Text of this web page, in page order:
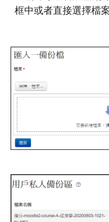
框中或者直接選擇檔